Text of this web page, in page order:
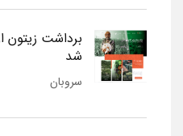
برداشت زیتون
شد
سروبان